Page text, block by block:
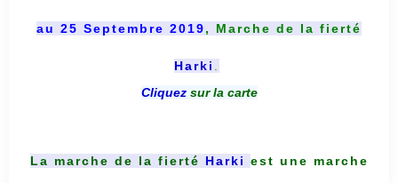
au 25 Septembre 2019, Marche de la fierté
Harki
Cliquez sur la carte
La marche de la fierté Harki est une marche